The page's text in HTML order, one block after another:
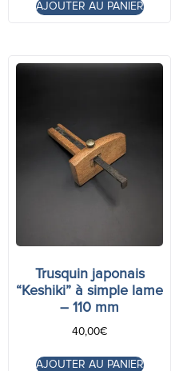
AJOUTER AU PANIER
Trusquin japonais
“Keshiki” à simple lame
– 110 mm
40,00€
AJOUTER AU PANIER